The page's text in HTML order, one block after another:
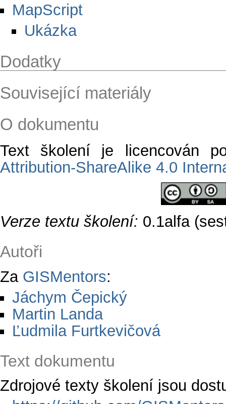
MapScript
Ukázka
Dodatky
Související materiály
O dokumentu
Text školení je licencován
Attribution-ShareAlike 4.0
Verze textu školení: 0.1alfa
Autoři
Za GISMentors:
Jáchym Čepický
Martin Landa
Ľudmila Furtkevičová
Text dokumentu
Zdrojové texty školení jsou